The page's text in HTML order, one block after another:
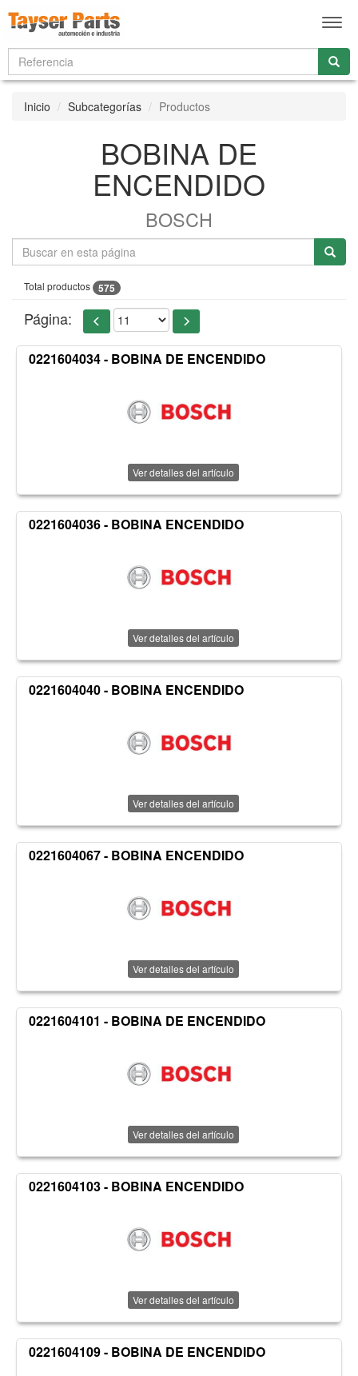
Inicio Subcategorías Productos
BOBINA DE
ENCENDIDO
BOSCH
Total productos 575
Página:
0221604034 - BOBINA DE ENCENDIDO
Ver detalles del artículo
0221604036 - BOBINA ENCENDIDO
Ver detalles del artículo
0221604040 - BOBINA ENCENDIDO
Ver detalles del artículo
0221604067 - BOBINA ENCENDIDO
Ver detalles del artículo
0221604101 - BOBINA DE ENCENDIDO
Ver detalles del artículo
0221604103 - BOBINA ENCENDIDO
Ver detalles del artículo
0221604109 - BOBINA DE ENCENDIDO